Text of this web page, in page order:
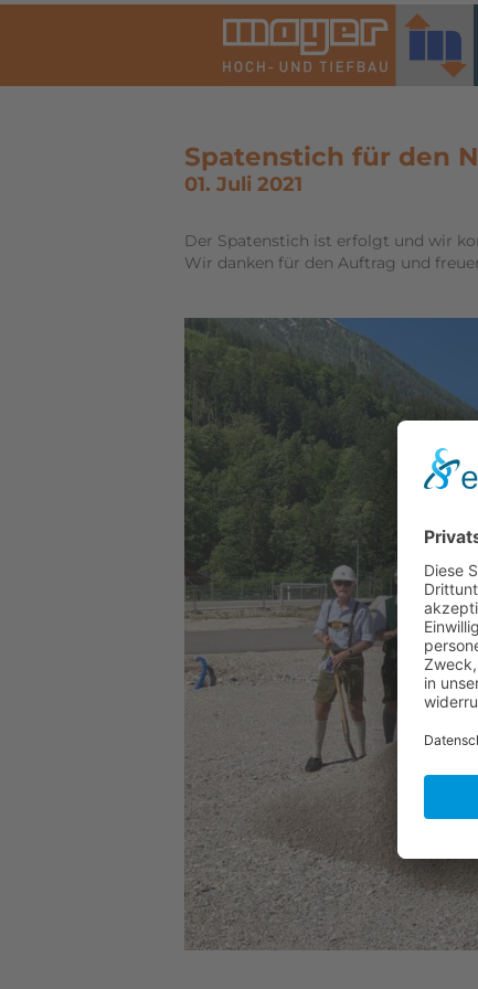
Spatenstich für den
01. Juli 2021
Der Spatenstich ist erfolgt und wir
Wir danken für den Auftrag und